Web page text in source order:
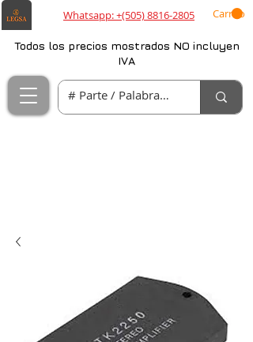
Whatsapp: +(505) 8816-2805 Carrito
Todos los precios mostrados NO incluyen
IVA